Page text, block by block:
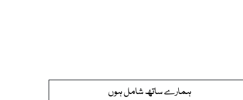
ہمارے ساتھ شامل ہوں